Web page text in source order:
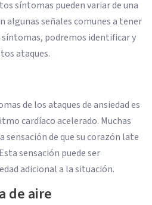
síntomas pueden variar de una
algunas señales comunes a tener
podremos identificar y
ataques.
de los ataques de ansiedad es
cardíaco acelerado. Muchas
sensación de que su corazón late
sensación puede ser
adicional a la situación.
de aire